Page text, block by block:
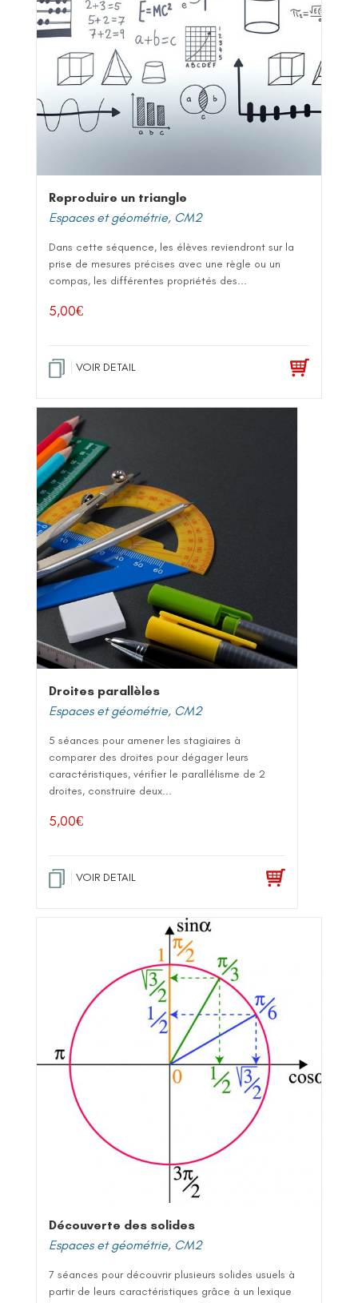
Reproduire un triangle
Espaces et géométrie, CM2
Dans cette séquence, les élèves reviendront sur la
prise de mesures précises avec une règle ou un
compas, les différentes propriétés des...
5,00€
VOIR DETAIL
Droites parallèles
Espaces et géométrie, CM2
5 séances pour amener les stagiaires à
comparer des droites pour dégager leurs
caractéristiques, vérifier le parallélisme de 2
droites, construire deux...
5,00€
VOIR DETAIL
Découverte des solides
Espaces et géométrie, CM2
7 séances pour découvrir plusieurs solides usuels à
partir de leurs caractéristiques grâce à un lexique